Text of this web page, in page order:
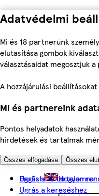
Adatvédelmi
Mi és 18 partnerünk
elutasítása gombok
választásaidat megosztjuk
A hozzájárulási
Mi és partnereink
Pontos helyadatok
hirdetések és tartalmak
Összes elfogadása Összes
Ugrás a fő tartalomra
Ugrás a kereséshez
English Hogyan